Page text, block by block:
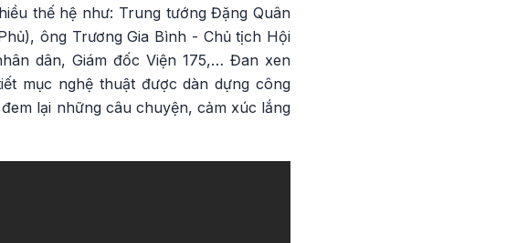
thế hệ như: Trung tướng Đặng Quân
ông Trương Gia Bình - Chủ tịch Hội
dân, Giám đốc Viện 175,… Đan xen
mục nghệ thuật được dàn dựng công
lại những câu chuyện, cảm xúc lắng